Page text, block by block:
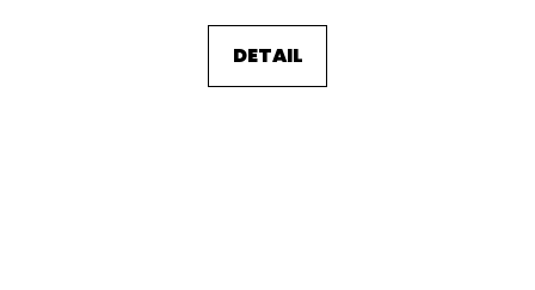
DETAIL